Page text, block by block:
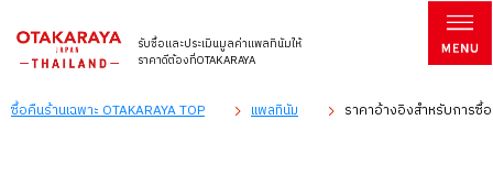
รับซื้อและประเมินมูลค่าแพลทินัมให้
ราคาดีต้องที่OTAKARAYA
ซื้อคืนร้านเฉพาะ OTAKARAYA TOP แพลทินัม ราคาอ้างอิงสำหรับการซื้